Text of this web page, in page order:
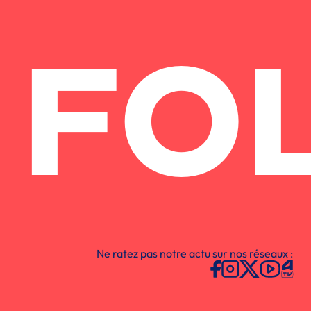
Ne ratez pas notre actu sur nos réseaux :